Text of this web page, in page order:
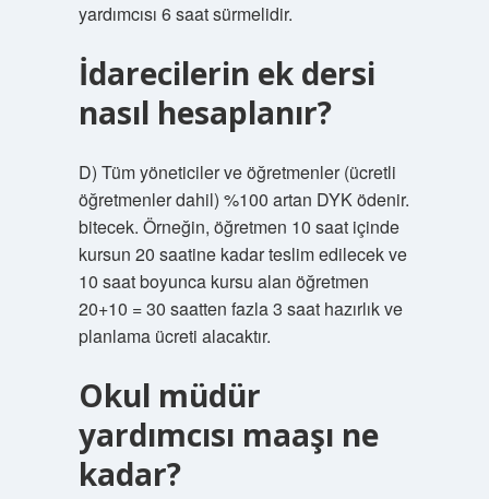
yardımcısı 6 saat sürmelidir.
İdarecilerin ek dersi
nasıl hesaplanır?
D) Tüm yöneticiler ve öğretmenler (ücretli
öğretmenler dahil) %100 artan DYK ödenir.
bitecek. Örneğin, öğretmen 10 saat içinde
kursun 20 saatine kadar teslim edilecek ve
10 saat boyunca kursu alan öğretmen
20+10 = 30 saatten fazla 3 saat hazırlık ve
planlama ücreti alacaktır.
Okul müdür
yardımcısı maaşı ne
kadar?